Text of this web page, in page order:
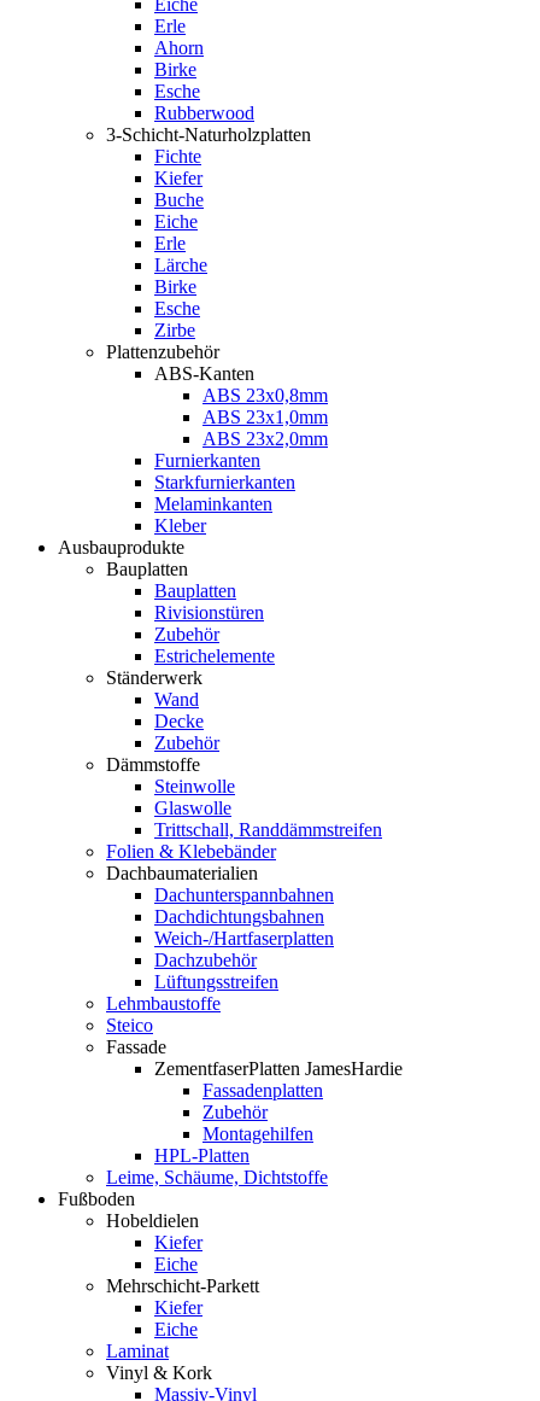
Eiche
Erle
Ahorn
Birke
Esche
Rubberwood
3-Schicht-Naturholzplatten
Fichte
Kiefer
Buche
Eiche
Erle
Lärche
Birke
Esche
Zirbe
Plattenzubehör
ABS-Kanten
ABS 23x0,8mm
ABS 23x1,0mm
ABS 23x2,0mm
Furnierkanten
Starkfurnierkanten
Melaminkanten
Kleber
Ausbauprodukte
Bauplatten
Bauplatten
Rivisionstüren
Zubehör
Estrichelemente
Ständerwerk
Wand
Decke
Zubehör
Dämmstoffe
Steinwolle
Glaswolle
Trittschall, Randdämmstreifen
Folien & Klebebänder
Dachbaumaterialien
Dachunterspannbahnen
Dachdichtungsbahnen
Weich-/Hartfaserplatten
Dachzubehör
Lüftungsstreifen
Lehmbaustoffe
Steico
Fassade
ZementfaserPlatten JamesHardie
Fassadenplatten
Zubehör
Montagehilfen
HPL-Platten
Leime, Schäume, Dichtstoffe
Fußboden
Hobeldielen
Kiefer
Eiche
Mehrschicht-Parkett
Kiefer
Eiche
Laminat
Vinyl & Kork
Massiv-Vinyl